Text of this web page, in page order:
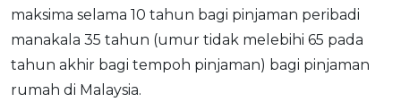
maksima selama 10 tahun bagi pinjaman peribadi
manakala 35 tahun (umur tidak melebihi 65 pada
tahun akhir bagi tempoh pinjaman) bagi pinjaman
rumah di Malaysia.